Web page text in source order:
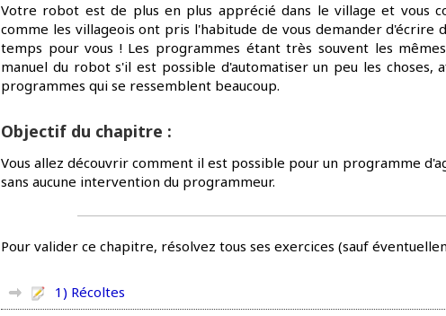
Votre robot est de plus en plus apprécié dans le village et vous
comme les villageois ont pris l'habitude de vous demander d'écrire
temps pour vous ! Les programmes étant très souvent les
manuel du robot s'il est possible d'automatiser un peu les
programmes qui se ressemblent beaucoup.
Objectif du chapitre :
Vous allez découvrir comment il est possible pour un programme
sans aucune intervention du programmeur.
Pour valider ce chapitre, résolvez tous ses exercices (sauf
1) Récoltes